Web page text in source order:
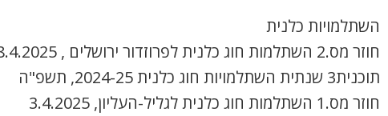
השתלמויות כלנית
חוזר מס.2 השתלמות חוג כלנית לפרוזדור ירושלים , 8.4.2025
תוכנית3 שנתית השתלמויות חוג כלנית 2024-25, תשפ"ה
חוזר מס.1 השתלמות חוג כלנית לגליל-העליון, 3.4.2025